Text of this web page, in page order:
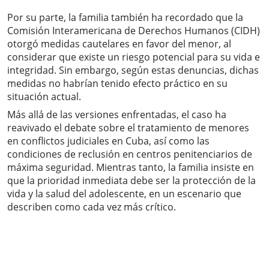
Por su parte, la familia también ha recordado que la
Comisión Interamericana de Derechos Humanos (CIDH)
otorgó medidas cautelares en favor del menor, al
considerar que existe un riesgo potencial para su vida e
integridad. Sin embargo, según estas denuncias, dichas
medidas no habrían tenido efecto práctico en su
situación actual.
Más allá de las versiones enfrentadas, el caso ha
reavivado el debate sobre el tratamiento de menores
en conflictos judiciales en Cuba, así como las
condiciones de reclusión en centros penitenciarios de
máxima seguridad. Mientras tanto, la familia insiste en
que la prioridad inmediata debe ser la protección de la
vida y la salud del adolescente, en un escenario que
describen como cada vez más crítico.